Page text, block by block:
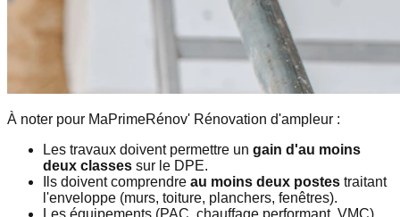
À noter pour MaPrimeRénov' Rénovation d'ampleur :
Les travaux doivent permettre un gain d'au moins
deux classes sur le DPE.
Ils doivent comprendre au moins deux postes traitant
l'enveloppe (murs, toiture, planchers, fenêtres).
Les équipements (PAC, chauffage performant, VMC)